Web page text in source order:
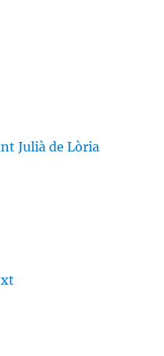
Julià de Lòria